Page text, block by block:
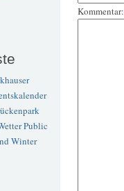
Public
Winter
Kommentar: